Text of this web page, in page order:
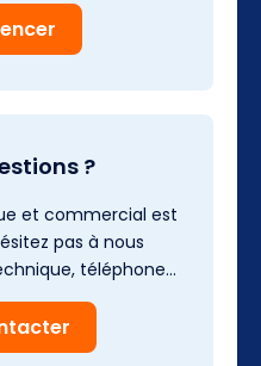
?
et commercial est
pas à nous
téléphone…